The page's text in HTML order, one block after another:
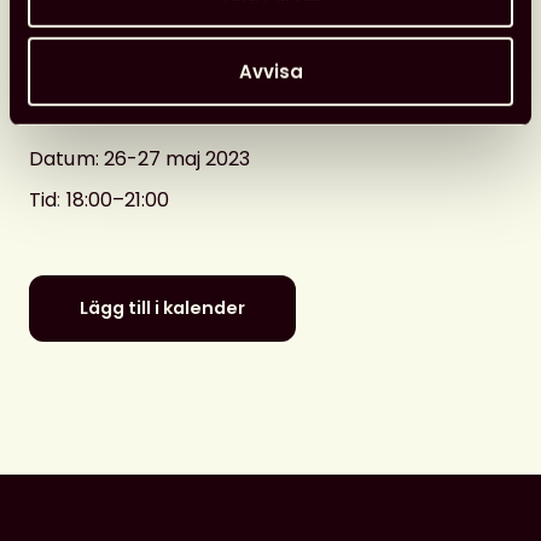
Avvisa
Arrangör:Rinkeby Folkets Hus och
Rinkeby bibliotek
Stockholm
Datum: 26-27 maj 2023
Tid: 18:00–21:00
Lägg till i kalender